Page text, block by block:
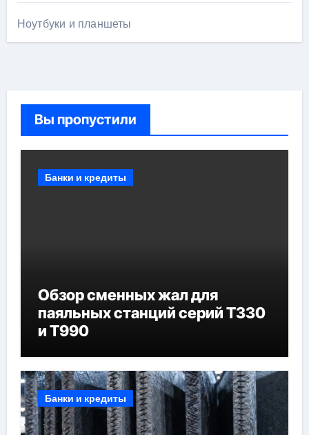
Ноутбуки и планшеты
Вы пропустили
Банки и кредиты
Обзор сменных жал для
паяльных станций серий T330
и T990
Банки и кредиты